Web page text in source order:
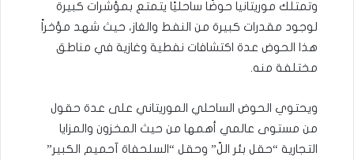
وتمتلك موريتانيا حوضًا ساحليًا يتمتع بمؤشرات كبيرة
لوجود مقدرات كبيرة من النفط والغاز، حيث شهد مؤخراً
هذا الحوض عدة اكتشافات نفطية وغازية في مناطق
مختلفة منه.
ويحتوي الحوض الساحلي الموريتاني على عدة حقول
من مستوى عالمي أهمها من حيث المخزون والمزايا
التجارية “حقل بئر اللّ” وحقل “السلحفاة آحميم الكبير”